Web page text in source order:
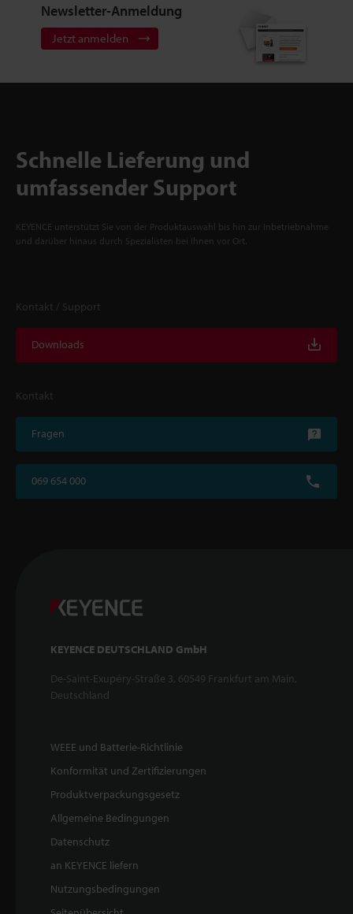
Newsletter-Anmeldung
Jetzt anmelden
Schnelle Lieferung und
umfassender Support
KEYENCE unterstützt Sie von der Produktauswahl bis hin zur Inbetriebnahme
und darüber hinaus durch Spezialisten bei Ihnen vor Ort.
Kontakt / Support
Downloads
Kontakt
Fragen
069 654 000
KEYENCE DEUTSCHLAND GmbH
De-Saint-Exupéry-Straße 3, 60549 Frankfurt am Main,
Deutschland
WEEE und Batterie-Richtlinie
Konformität und Zertifizierungen
Produktverpackungsgesetz
Allgemeine Bedingungen
Datenschutz
an KEYENCE liefern
Nutzungsbedingungen